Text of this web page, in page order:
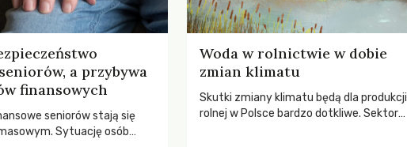
a przybywa
finansowych
seniorów stają się
Sytuację osób
Woda w rolnictwie w dobie
zmian klimatu
Skutki zmiany klimatu będą dla produkcji
rolnej w Polsce bardzo dotkliwe. Sektor